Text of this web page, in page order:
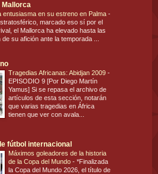
Mallorca
entusiasma en su estreno en Palma -
marcado eso sí por el
el Mallorca ha elevado hasta las
su afición ante la temporada ...
Tragedias Africanas: Abidjan 2009 -
EPISODIO 9 [Por Diego Martín
Yamus] Si se repasa el archivo de
artículos de esta sección, notarán
que varias tragedias en África
tienen que ver con avala...
fútbol internacional
Máximos goleadores de la historia
de la Copa del Mundo - *Finalizada
la Copa del Mundo 2026, el título de